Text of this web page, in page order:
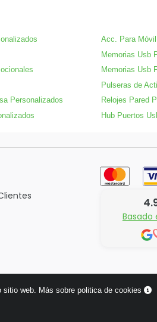
Acc. Para
Memorias Usb
Memorias Usb
Pulseras de
Personalizados
Relojes Pared
Hub Puertos
Basado
sitio web. Más sobre politica de cookies